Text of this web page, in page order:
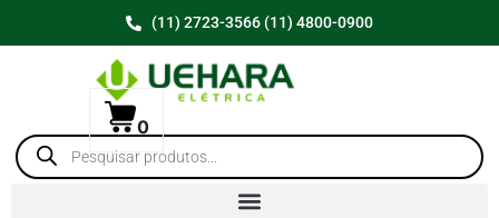
(11) 2723-3566 (11) 4800-0900
0